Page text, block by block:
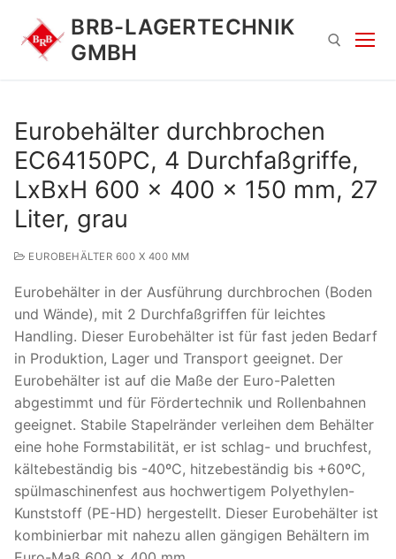
Inhalt
springen
BRB-LAGERTECHNIK
GMBH
nach:
Eurobehälter durchbrochen
EC64150PC, 4 Durchfaßgriffe,
LxBxH 600 x 400 x 150 mm, 27
Liter, grau
EUROBEHÄLTER 600 X 400 MM
Eurobehälter in der Ausführung durchbrochen (Boden
und Wände), mit 2 Durchfaßgriffen für leichtes
Handling. Dieser Eurobehälter ist für fast jeden Bedarf
in Produktion, Lager und Transport geeignet. Der
Eurobehälter ist auf die Maße der Euro-Paletten
abgestimmt und für Fördertechnik und Rollenbahnen
geeignet. Stabile Stapelränder verleihen dem Behälter
eine hohe Formstabilität, er ist schlag- und bruchfest,
kältebeständig bis -40ºC, hitzebeständig bis +60ºC,
spülmaschinenfest aus hochwertigem Polyethylen-
Kunststoff (PE-HD) hergestellt. Dieser Eurobehälter ist
kombinierbar mit nahezu allen gängigen Behältern im